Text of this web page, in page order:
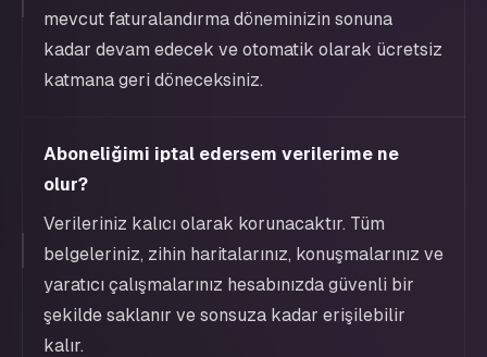
mevcut faturalandırma döneminizin sonuna
kadar devam edecek ve otomatik olarak ücretsiz
katmana geri döneceksiniz.
Aboneliğimi iptal edersem verilerime ne
olur?
Verileriniz kalıcı olarak korunacaktır. Tüm
belgeleriniz, zihin haritalarınız, konuşmalarınız ve
yaratıcı çalışmalarınız hesabınızda güvenli bir
şekilde saklanır ve sonsuza kadar erişilebilir
kalır.